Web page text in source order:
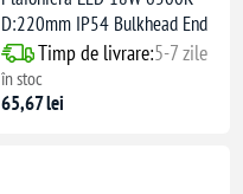
D:220mm IP54 Bulkhead End
Timp de livrare:5-7 zile
în stoc
65,67 lei